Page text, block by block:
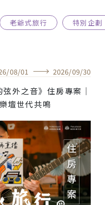
老爺式旅行 特別企劃
/08/01 2026/09/30
外之音》住房專案｜
壇世代共鳴